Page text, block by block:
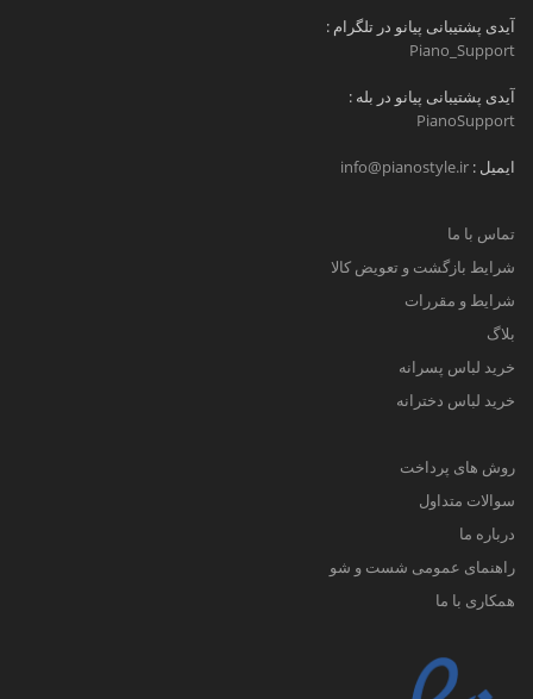
آیدی پشتیبانی پیانو در تلگرام :
Piano_Support
آیدی پشتیبانی پیانو در بله :
PianoSupport
ایمیل : info@pianostyle.ir
تماس با ما
شرایط بازگشت و تعویض کالا
شرایط و مقررات
بلاگ
خرید لباس پسرانه
خرید لباس دخترانه
روش های پرداخت
سوالات متداول
درباره ما
راهنمای عمومی شست و شو
همکاری با ما